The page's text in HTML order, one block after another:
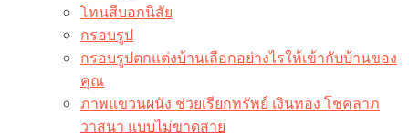
โทนสีบอกนิสัย
กรอบรูป
กรอบรูปตกแต่งบ้านเลือกอย่างไรให้เข้ากับบ้านของ
คุณ
ภาพแขวนผนัง ช่วยเรียกทรัพย์ เงินทอง โชคลาภ
วาสนา แบบไม่ขาดสาย